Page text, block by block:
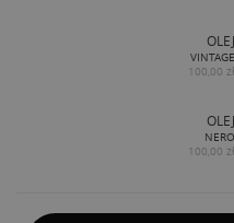
OLEJ
VINTAGE
100,00 zł
OLEJ
NERO
100,00 zł